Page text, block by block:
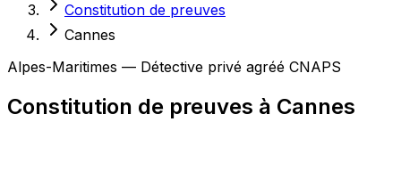
Constitution de preuves
Cannes
Alpes-Maritimes — Détective privé agréé CNAPS
Constitution de preuves à Cannes